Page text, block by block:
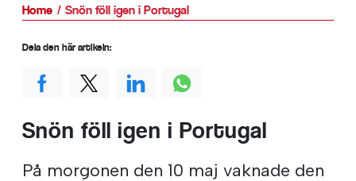
Home Snön föll igen i Portugal
Snön föll igen i Portugal
På morgonen den 10 maj vaknade den
Dela den här artikeln: